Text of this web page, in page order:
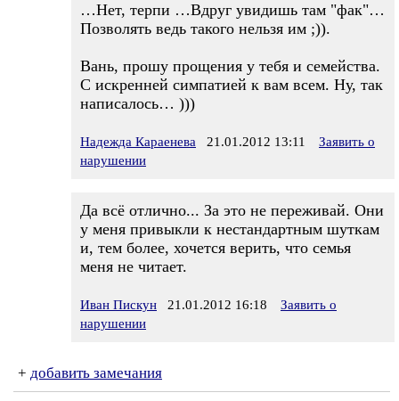
…Нет, терпи …Вдруг увидишь там "фак"…
Позволять ведь такого нельзя им ;)).
Вань, прошу прощения у тебя и семейства.
С искренней симпатией к вам всем. Ну, так
написалось… )))
Надежда Караенева 21.01.2012 13:11
Заявить о
нарушении
Да всё отлично... За это не переживай. Они
у меня привыкли к нестандартным шуткам
и, тем более, хочется верить, что семья
меня не читает.
Иван Пискун 21.01.2012 16:18
Заявить о
нарушении
+ добавить замечания